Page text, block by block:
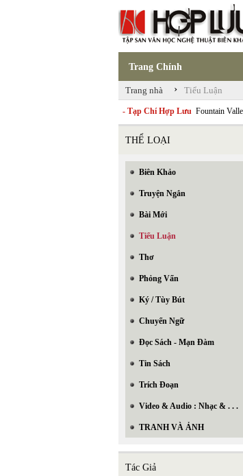
Trang Chính
Trang nhà › Tiểu Luận
- Tạp Chí Hợp Lưu Fountain
THỂ LOẠI
Biên Khảo
Truyện Ngắn
Bài Mới
Tiểu Luận
Thơ
Phỏng Vấn
Ký / Tùy Bút
Chuyển Ngữ
Đọc Sách - Mạn Đàm
Tin Sách
Trích Đoạn
Video & Audio : Nhạc & . . .
TRANH VÀ ẢNH
Tác Giả